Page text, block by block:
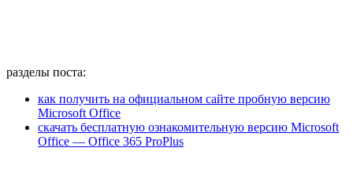
разделы поста:
как получить на официальном сайте пробную версию
Microsoft Office
скачать бесплатную ознакомительную версию Microsoft
Office — Office 365 ProPlus